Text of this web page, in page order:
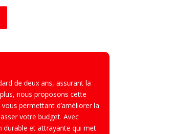
de deux ans, assurant la
nous proposons cette
permettant d’améliorer la
votre budget. Avec
durable et attrayante qui met